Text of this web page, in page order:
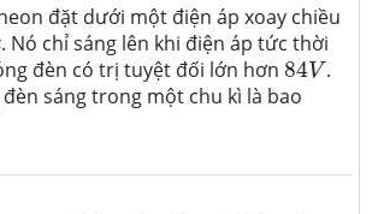
đặt dưới một điện áp xoay chiều
. Nó chỉ sáng lên khi điện áp tức thời
đèn có trị tuyệt đối lớn hơn 84V
84V.
sáng trong một chu kì là bao